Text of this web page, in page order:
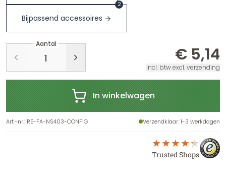
Bijpassend accessoires
2
Aantal
€ 5,14
incl. btw excl. verzending
In winkelwagen
Art.-nr.: RE-FA-NS403-CONFIG Verzendklaar: 1-3 werkdagen
Trusted Shops